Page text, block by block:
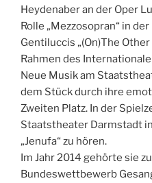
Heydenaber an der Oper
Rolle „Mezzosopran“ in
Gentiluccis „(On)The
Rahmen des
Neue Musik am
dem Stück durch ihre
Zweiten Platz. In der
Staatstheater Darmstadt
„Jenufa“ zu hören.
Im Jahr 2014 gehörte sie
Bundeswettbewerb